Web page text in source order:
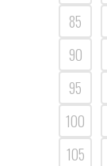
85
90
95
100
105